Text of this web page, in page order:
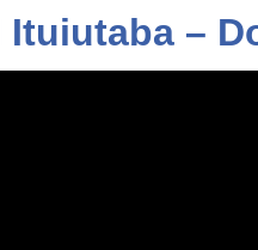
Ituiutaba –